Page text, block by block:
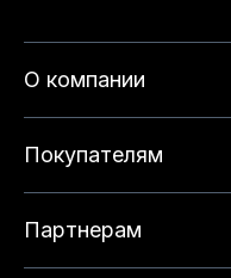
О компании
Покупателям
Партнерам